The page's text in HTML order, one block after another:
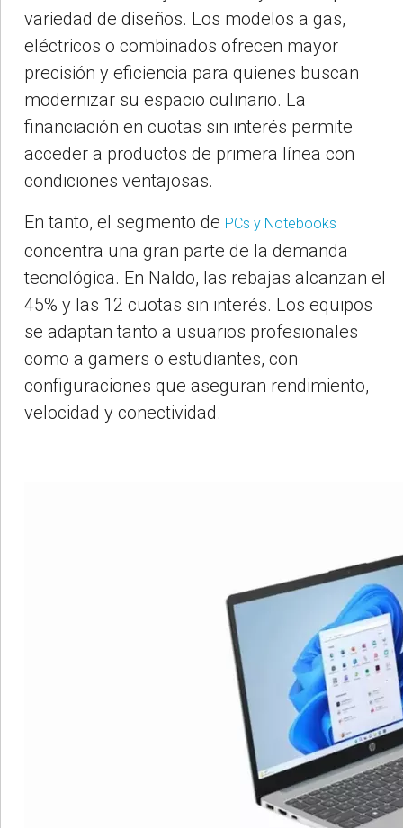
variedad de diseños. Los modelos a gas,
eléctricos o combinados ofrecen mayor
precisión y eficiencia para quienes buscan
modernizar su espacio culinario. La
financiación en cuotas sin interés permite
acceder a productos de primera línea con
condiciones ventajosas.
En tanto, el segmento de PCs y Notebooks
concentra una gran parte de la demanda
tecnológica. En Naldo, las rebajas alcanzan el
45% y las 12 cuotas sin interés. Los equipos
se adaptan tanto a usuarios profesionales
como a gamers o estudiantes, con
configuraciones que aseguran rendimiento,
velocidad y conectividad.